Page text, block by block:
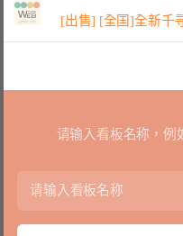
[出售] [全国]全新千
请输入看板名称，例